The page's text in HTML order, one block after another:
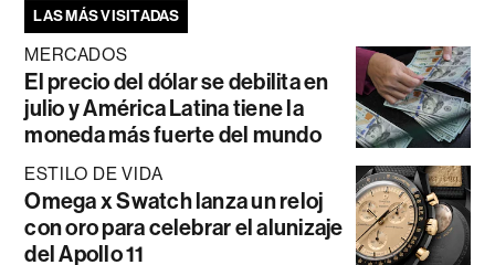
LAS MÁS VISITADAS
MERCADOS
El precio del dólar se debilita en
julio y América Latina tiene la
moneda más fuerte del mundo
ESTILO DE VIDA
Omega x Swatch lanza un reloj
con oro para celebrar el alunizaje
del Apollo 11